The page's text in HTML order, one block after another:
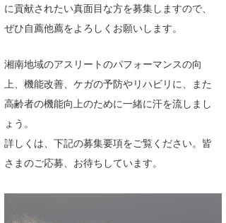
に貢献されたい真面目な方を募集しますので、
ぜひ自薦他薦をよろしくお願いします。
湘南地域のアスリートのパフォーマンスの向
上、機能改善、ケガの予防やリハビリに、また
高齢者の機能向上のために一緒に汗を流しまし
ょう。
詳しくは、下記の募集要項をご覧ください。皆
さまのご応募、お待ちしています。
Soulman
VAGY
waka☆=
たっちー